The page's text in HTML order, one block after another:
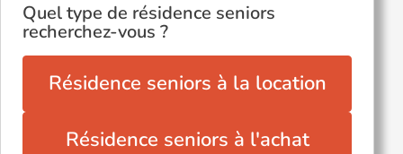
Quel type de résidence seniors
recherchez-vous ?
Résidence seniors à la location
Résidence seniors à l'achat